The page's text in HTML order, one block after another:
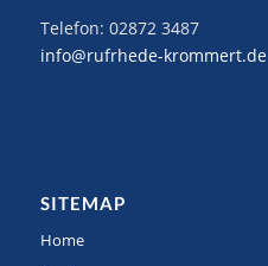
Telefon: 02872 3487
info@rufrhede-krommert.de
SITEMAP
Home